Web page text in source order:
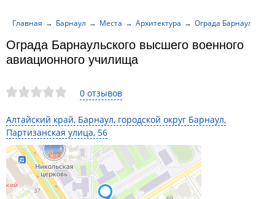
0 отзывов
Алтайский край, Барнаул, городской округ Барнаул,
Партизанская улица, 56
Ограда Барнаульского высшего военного
авиационного училища
Главная Барнаул Места Архитектура Ограда